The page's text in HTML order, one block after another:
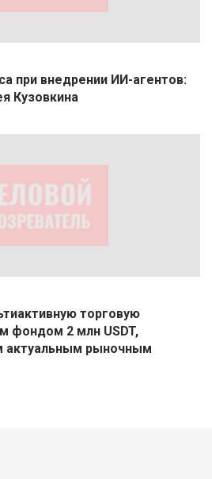
при внедрении ИИ-агентов:
Кузовкина
торговую
фондом 2 млн USDT,
рыночным